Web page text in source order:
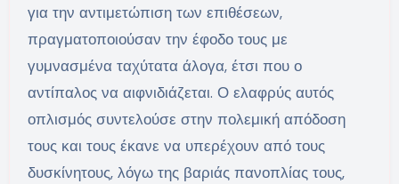
για την αντιμετώπιση των επιθέσεων,
πραγματοποιούσαν την έφοδο τους με
γυμνασμένα ταχύτατα άλογα, έτσι που ο
αντίπαλος να αιφνιδιάζεται. Ο ελαφρύς αυτός
οπλισμός συντελούσε στην πολεμική απόδοση
τους και τους έκανε να υπερέχουν από τους
δυσκίνητους, λόγω της βαριάς πανοπλίας τους,